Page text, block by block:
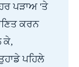
ਪੜਾਅ 'ਤੇ
ਕਰਨ
ਕੇ,
ਪਹਿਲੇ